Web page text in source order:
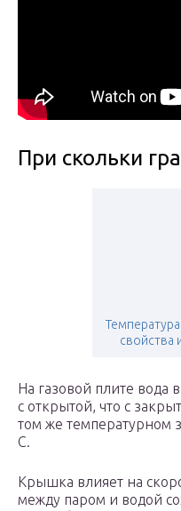
При скольки
свойства
На газовой плите вода
с открытой, что с
том же температурном
С.
Крышка влияет на
между паром и водой